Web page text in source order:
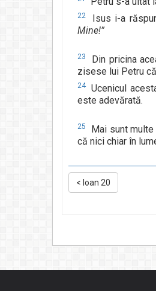
22 Isus i-a
Mine!”
23
Din pricina
zisese lui Petru
24
Ucenicul
este adevărată.
25
Mai sunt
că nici chiar în
< Ioan 20